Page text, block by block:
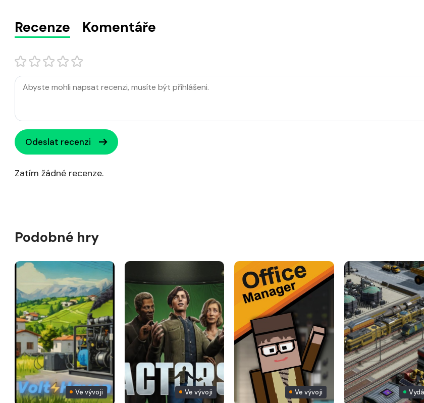
Recenze Komentáře
Odeslat recenzi
Zatím žádné recenze.
Podobné hry
Ve vývoji Ve vývoji Ve vývoji